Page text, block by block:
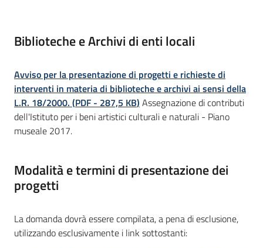
Descrizione
Biblioteche e Archivi di enti locali
Avviso per la presentazione di progetti e richieste di
interventi in materia di biblioteche e archivi ai sensi della
L.R. 18/2000. (PDF - 287,5 KB) Assegnazione di contributi
dell'Istituto per i beni artistici culturali e naturali - Piano
museale 2017.
Modalità e termini di presentazione dei
progetti
La domanda dovrà essere compilata, a pena di esclusione,
utilizzando esclusivamente i link sottostanti: